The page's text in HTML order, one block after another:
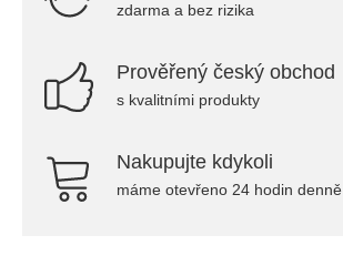
zdarma a bez rizika
Prověřený český obchod
s kvalitními produkty
Nakupujte kdykoli
máme otevřeno 24 hodin denně